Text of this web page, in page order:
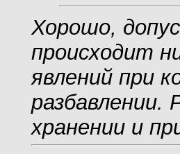
Хорошо,
происходит
явлений при
разбавлении.
хранении и